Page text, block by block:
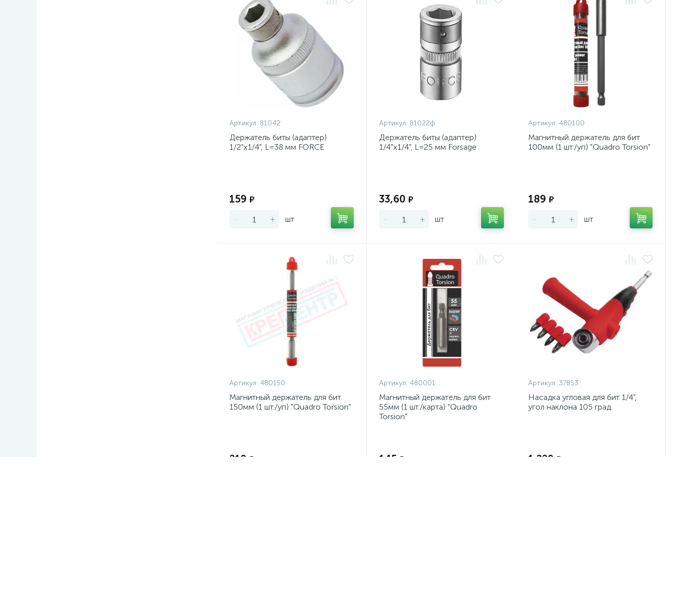
Артикул: 81042
Держатель биты (адаптер)
1/2"х1/4", L=38 мм FORCE
159 ₽
- + шт
Артикул: 81022ф
Держатель биты (адаптер)
1/4"х1/4", L=25 мм Forsage
33,60 ₽
- + шт
Артикул: 480100
Магнитный держатель для бит
100мм (1 шт./уп) "Quadro Torsion"
189 ₽
- + шт
Артикул: 480150
Магнитный держатель для бит
150мм (1 шт./уп) "Quadro Torsion"
219 ₽
Артикул: 480001
Магнитный держатель для бит
55мм (1 шт./карта) "Quadro
Torsion"
145 ₽
Артикул: 37853
Насадка угловая для бит 1/4",
угол наклона 105 град.
1 220 ₽